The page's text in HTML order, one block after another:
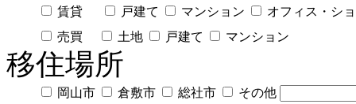
賃貸 戸建て マンション
オフィス・シ
売買
土地 戸建て マンション
移住場所
岡山市 倉敷市 総社市 その他